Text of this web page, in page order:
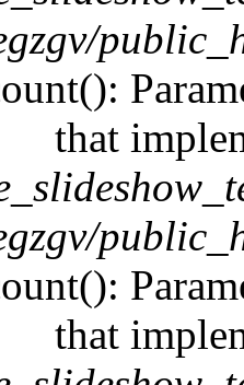
that
that